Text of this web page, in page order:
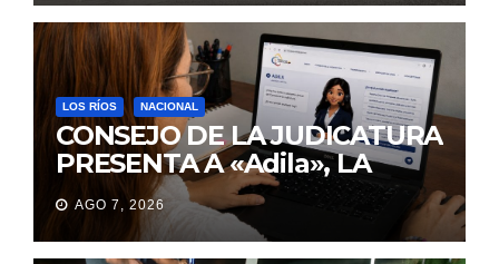
LOS RÍOS NACIONAL
CONSEJO DE LA JUDICATURA
PRESENTA A «Adila», LA
ASISTENTE VIRTUAL QUE
ORIENTA A LA CIUDADANÍA
SOBRE TRÁMITES
AGO 7, 2026